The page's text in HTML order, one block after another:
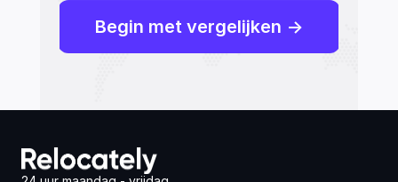
Begin met vergelijken ->